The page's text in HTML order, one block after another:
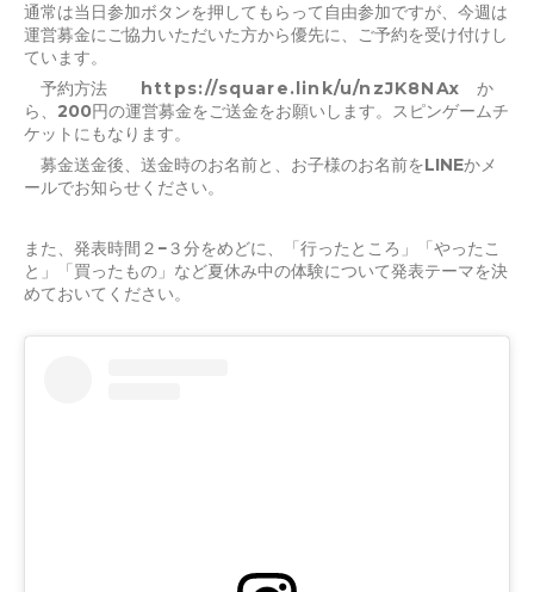
通常は当日参加ボタンを押してもらって自由参加ですが、今週は
運営募金にご協力いただいた方から優先に、ご予約を受け付けし
ています。
予約方法 https://square.link/u/nzJK8NAx か
ら、200円の運営募金をご送金をお願いします。スピンゲームチ
ケットにもなります。
募金送金後、送金時のお名前と、お子様のお名前をLINEかメ
ールでお知らせください。
また、発表時間２−３分をめどに、「行ったところ」「やったこ
と」「買ったもの」など夏休み中の体験について発表テーマを決
めておいてください。